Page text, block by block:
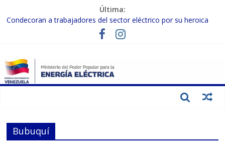
Última:
Condecoran a trabajadores del sector eléctrico por su heroica
labor tras el doble sismo del 24-J
Gobierno Nacional coordina acciones con el sector privado para
Inspeccionan trabajos de rehabilitación en instalaciones del SEN
en Carabobo
Gobierno Nacional activa plan preventivo para fortalecer el SEN
Bubuquí